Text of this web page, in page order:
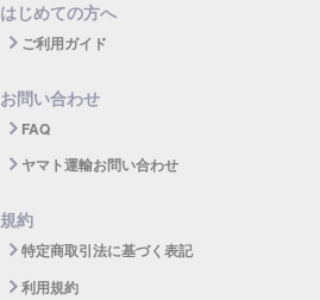
はじめての方へ
ご利用ガイド
お問い合わせ
FAQ
ヤマト運輸お問い合わせ
規約
特定商取引法に基づく表記
利用規約